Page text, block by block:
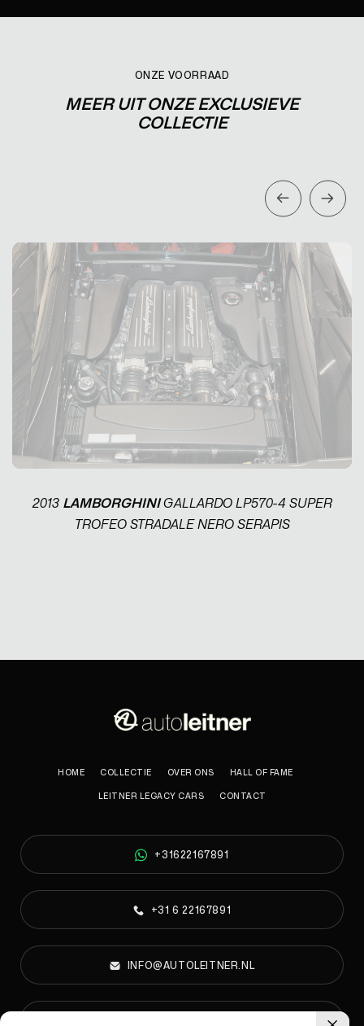
ONZE VOORRAAD
MEER UIT ONZE EXCLUSIEVE
COLLECTIE
2013 LAMBORGHINIGALLARDO LP570-4 SUPER
TROFEO STRADALE NERO SERAPIS
HOME COLLECTIE OVER ONS HALL OF FAME
LEITNER LEGACY CARS CONTACT
+31622167891
+31 6 22167891
INFO@AUTOLEITNER.NL